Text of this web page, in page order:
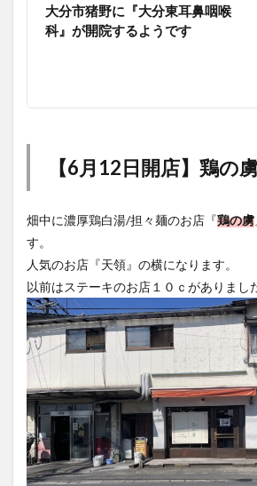
大分市猪野に『大分東耳鼻咽喉
科』が開院するようです
【6月12日開店】鶏の
畑中に濃厚鶏白湯/担々麺のお店『鶏の虜
す。
人気のお店『天領』の横になります。
以前はステーキのお店１０ｃがありまし